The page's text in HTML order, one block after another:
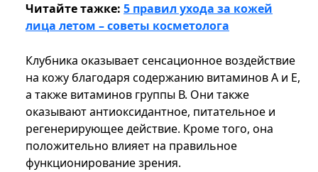
Читайте тажке: 5 правил ухода за кожей
лица летом – советы косметолога
Клубника оказывает сенсационное воздействие
на кожу благодаря содержанию витаминов А и Е,
а также витаминов группы В. Они также
оказывают антиоксидантное, питательное и
регенерирующее действие. Кроме того, она
положительно влияет на правильное
функционирование зрения.